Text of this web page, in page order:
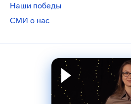
Наши победы
СМИ о нас